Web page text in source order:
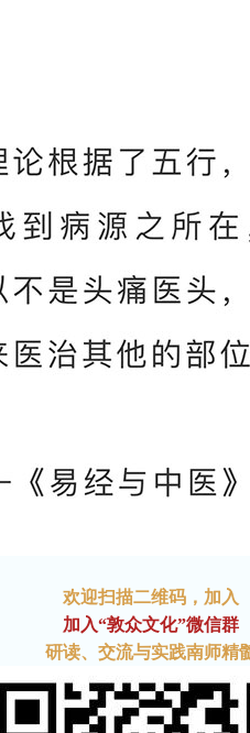
欢迎扫描二维码 ，加入
加入“敦众文化”微信群
研读、交流与实践南师精